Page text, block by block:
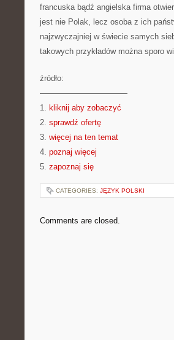
francuska bądź angielska firma
jest nie Polak, lecz osoba z ich
najzwyczajniej w świecie samych
takowych przykładów można sporo
źródło:
———————————
1. kliknij aby zobaczyć
2. sprawdź ofertę
3. więcej na ten temat
4. poznaj więcej
5. zapoznaj się
CATEGORIES: JĘZYK POLSKI
Comments are closed.